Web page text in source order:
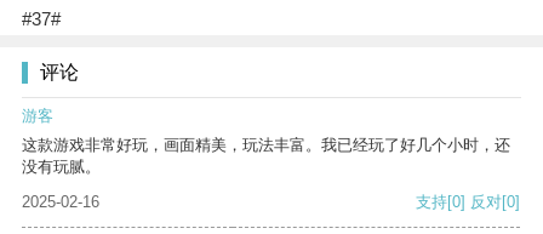
#37#
评论
游客
这款游戏非常好玩，画面精美，玩法丰富。我已经玩了好几个小时，还
没有玩腻。
2025-02-16
支持[0] 反对[0]